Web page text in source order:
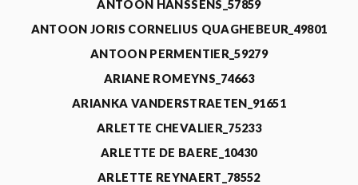
ANTOON HANSSENS_57859
ANTOON JORIS CORNELIUS QUAGHEBEUR_49801
ANTOON PERMENTIER_59279
ARIANE ROMEYNS_74663
ARIANKA VANDERSTRAETEN_91651
ARLETTE CHEVALIER_75233
ARLETTE DE BAERE_10430
ARLETTE REYNAERT_78552